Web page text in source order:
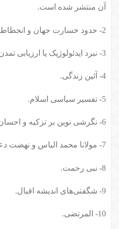
آن منتشر شده است.
2- حدود خسارت جهان و انحطاط مسلمین.
3- نبرد ایدئولوژیک یا ارزیابی تمدن غرب.
4- آئین زندگی.
5- تفسیر سیاسی اسلام.
6- نگرشی نوین بر تزکیه و احسان یا تصوف و عرفان.
7- مولانا محمد الیاس و نهضت دعوت و تبلیغ.
8- نبی رحمت.
9- شگفتی‌های اندیشه اقبال.
10- المرتضی.